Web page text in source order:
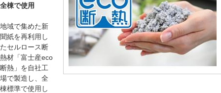
全棟で使用
地域で集めた新
聞紙を再利用し
たセルロース断
熱材「富士産eco
断熱」を自社工
場で製造し、全
棟標準で使用し